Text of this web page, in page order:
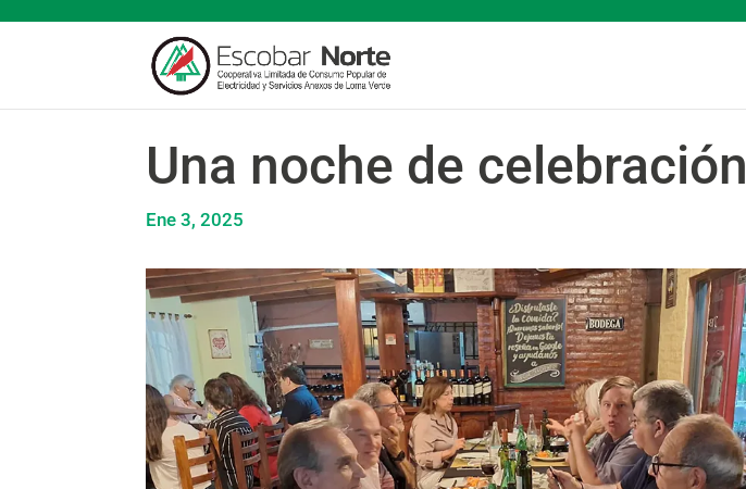
Una noche de celebración
Ene 3, 2025